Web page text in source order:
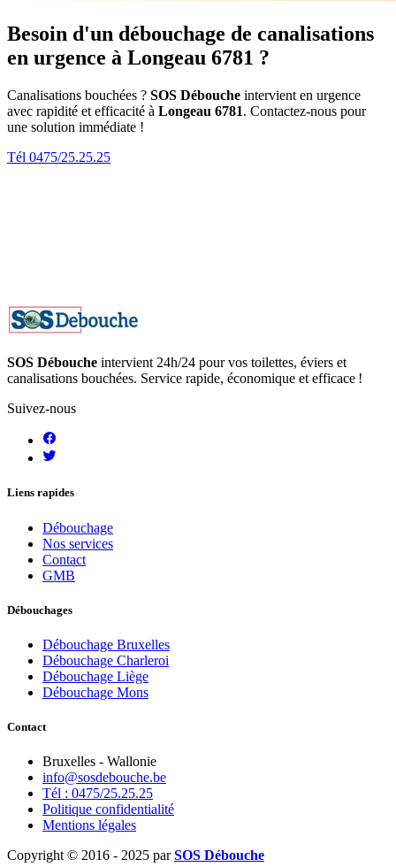
Besoin d'un débouchage de canalisations
en urgence à Longeau 6781 ?
Canalisations bouchées ? SOS Débouche intervient en urgence
avec rapidité et efficacité à Longeau 6781. Contactez-nous pour
une solution immédiate !
Tél 0475/25.25.25
SOS Débouche intervient 24h/24 pour vos toilettes, éviers et
canalisations bouchées. Service rapide, économique et efficace !
Suivez-nous
Liens rapides
Débouchage
Nos services
Contact
GMB
Débouchages
Débouchage Bruxelles
Débouchage Charleroi
Débouchage Liège
Débouchage Mons
Contact
Bruxelles - Wallonie
info@sosdebouche.be
Tél : 0475/25.25.25
Politique confidentialité
Mentions légales
Copyright © 2016 - 2025 parSOS Débouche